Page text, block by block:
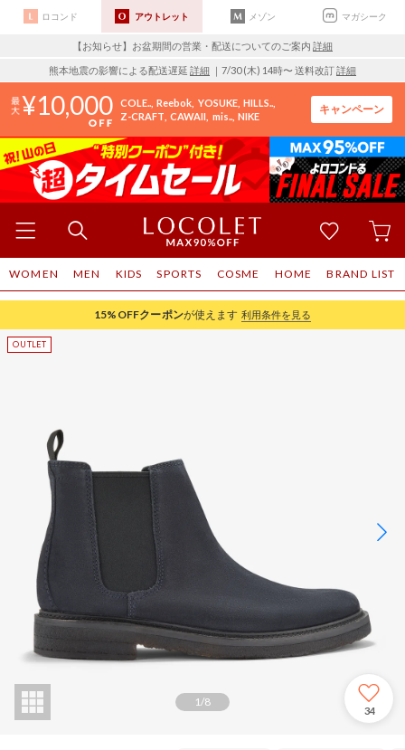
ロコンド アウトレット メゾン マガシーク
【お知らせ】お盆期間の営業・配送についてのご案内 詳細
熊本地震の影響による配送遅延 詳細 ｜7/30 (木) 14時〜 送料改訂詳細
10,000 COLE.. Reebok YOSUKE HILLS..
Z-CRAFT CAWAII mis.. NIKE
キャンペーン
WOMEN MEN KIDS SPORTS COSME HOME BRAND LIST
15%OFFクーポンが使えます 利用条件を見る
1/8
34